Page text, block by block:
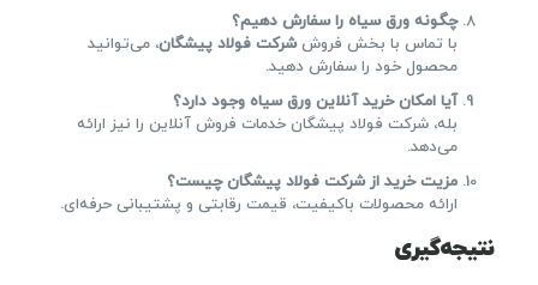
چگونه ورق سیاه را سفارش دهیم؟
با تماس با بخش فروششرکت فولاد پیشگان، می‌توانید
محصول خود را سفارش دهید.
آیا امکان خرید آنلاین ورق سیاه وجود دارد؟
بله، شرکت فولاد پیشگان خدمات فروش آنلاین را نیز ارائه
می‌دهد.
مزیت خرید از شرکت فولاد پیشگان چیست؟
ارائه محصولات باکیفیت، قیمت رقابتی و پشتیبانی حرفه‌ای.
نتیجه‌گیری